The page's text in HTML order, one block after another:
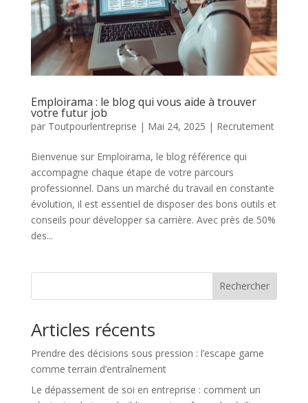
Emploirama : le blog qui vous aide à trouver
votre futur job
par Toutpourlentreprise | Mai 24, 2025 | Recrutement
Bienvenue sur Emploirama, le blog référence qui
accompagne chaque étape de votre parcours
professionnel. Dans un marché du travail en constante
évolution, il est essentiel de disposer des bons outils et
conseils pour développer sa carrière. Avec près de 50%
des...
Rechercher
Articles récents
Prendre des décisions sous pression : l’escape game
comme terrain d’entraînement
Le dépassement de soi en entreprise : comment un